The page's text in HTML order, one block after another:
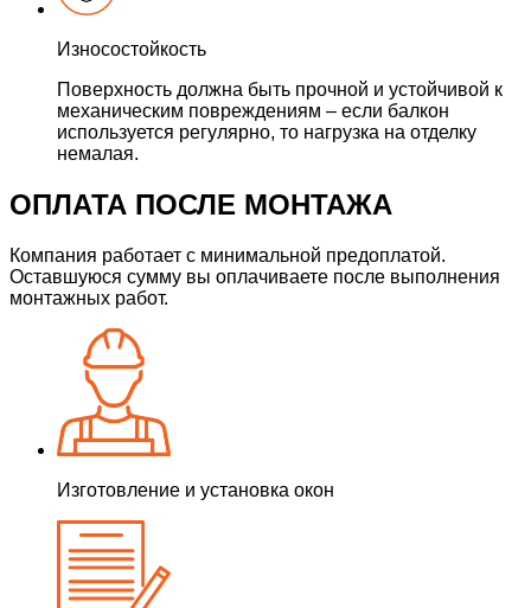
Износостойкость
Поверхность должна быть прочной и устойчивой к
механическим повреждениям – если балкон
используется регулярно, то нагрузка на отделку
немалая.
ОПЛАТА ПОСЛЕ МОНТАЖА
Компания работает с минимальной предоплатой.
Оставшуюся сумму вы оплачиваете после выполнения
монтажных работ.
Изготовление и установка окон